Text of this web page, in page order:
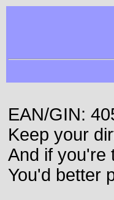
EAN/GIN:
Keep your
And if you're
You'd better